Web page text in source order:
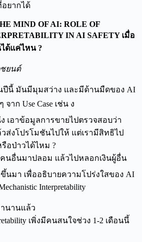
ยากได้
MIND OF AI: ROLE OF
IN AI SAFETY เมื่อ
ด้แค่ไหน ?
ชยนต์
ปีนี้ มันมีมุมสว่าง และมีด้านมืดของ AI
าก Use Case เช่น ง
เอาข้อมูลการขายไปตรวจสอบว่า
ส่งโปรโมชันไปให้ แต่เรามีสิทธิไป
อป่าวได้ไหม ?
คนอื่นมาปลอม แล้วไปหลอกเงินผู้อื่น
ขึ้นมา เพื่ออธิบายความโปร่งใสของ AI
Interpretability
านานแล้ว
เพิ่งมีคนสนใจช่วง 1-2 เดือนนึ้